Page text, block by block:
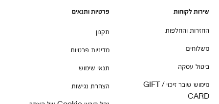
שירות לקוחות
החזרות והחלפות
משלוחים
ביטול עסקה
מימוש שובר זיכוי / GIFT
CARD
פרטיות ותנאים
תקנון
מדיניות פרטיות
תנאי שימוש
הצהרת נגישות